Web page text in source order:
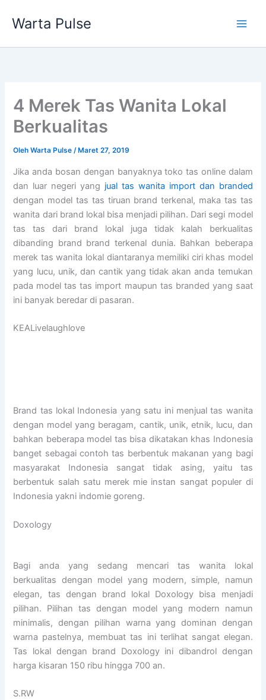
Warta Pulse
4 Merek Tas Wanita Lokal
Berkualitas
OlehWarta Pulse/ Maret 27, 2019
Jika anda bosan dengan banyaknya toko tas online dalam
dan luar negeri yang jual tas wanita import dan branded
dengan model tas tas tiruan brand terkenal, maka tas tas
wanita dari brand lokal bisa menjadi pilihan. Dari segi model
tas tas dari brand lokal juga tidak kalah berkualitas
dibanding brand brand terkenal dunia. Bahkan beberapa
merek tas wanita lokal diantaranya memiliki ciri khas model
yang lucu, unik, dan cantik yang tidak akan anda temukan
pada model tas tas import maupun tas branded yang saat
ini banyak beredar di pasaran.
KEALivelaughlove
Brand tas lokal Indonesia yang satu ini menjual tas wanita
dengan model yang beragam, cantik, unik, etnik, lucu, dan
bahkan beberapa model tas bisa dikatakan khas Indonesia
banget sebagai contoh tas berbentuk makanan yang bagi
masyarakat Indonesia sangat tidak asing, yaitu tas
berbentuk salah satu merek mie instan sangat populer di
Indonesia yakni indomie goreng.
Doxology
Bagi anda yang sedang mencari tas wanita lokal
berkualitas dengan model yang modern, simple, namun
elegan, tas dengan brand lokal Doxology bisa menjadi
pilihan. Pilihan tas dengan model yang modern namun
minimalis, dengan pilihan warna yang dominan dengan
warna pastelnya, membuat tas ini terlihat sangat elegan.
Tas lokal dengan brand Doxology ini dibandrol dengan
harga kisaran 150 ribu hingga 700 an.
S.RW